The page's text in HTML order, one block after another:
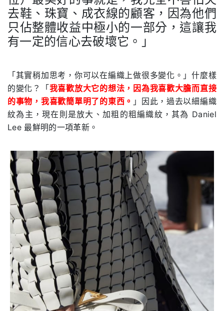
去鞋、珠寶、成衣線的顧客，因為他們
只佔整體收益中極小的一部分，這讓我
有一定的信心去破壞它。」
「其實稍加思考，你可以在編織上做很多變化。」什麼樣
的變化？「我喜歡放大它的想法，因為我喜歡大膽而直接
的事物，我喜歡簡單明了的東西。 」因此，過去以細編織
紋為主，現在則是放大、加粗的粗編織紋，其為 Daniel
Lee 最鮮明的一項革新。